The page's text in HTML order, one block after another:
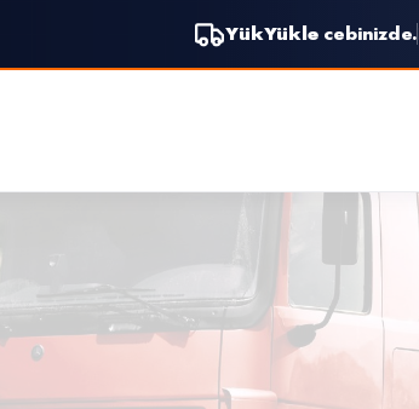
YükYüklecebinizde.